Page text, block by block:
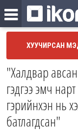
ХУУЧИРСАН
"Халдвар
гэдгээ эмч
гэрийнхэн нь
батлагдсан"